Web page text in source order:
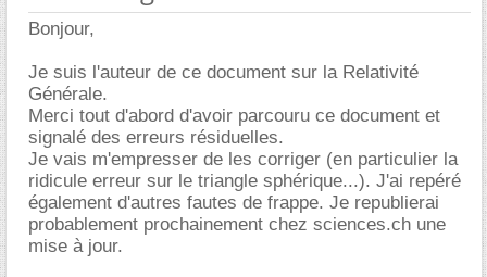
Bonjour,
Je suis l'auteur de ce document sur la Relativité
Générale.
Merci tout d'abord d'avoir parcouru ce document et
signalé des erreurs résiduelles.
Je vais m'empresser de les corriger (en particulier la
ridicule erreur sur le triangle sphérique...). J'ai repéré
également d'autres fautes de frappe. Je republierai
probablement prochainement chez sciences.ch une
mise à jour.